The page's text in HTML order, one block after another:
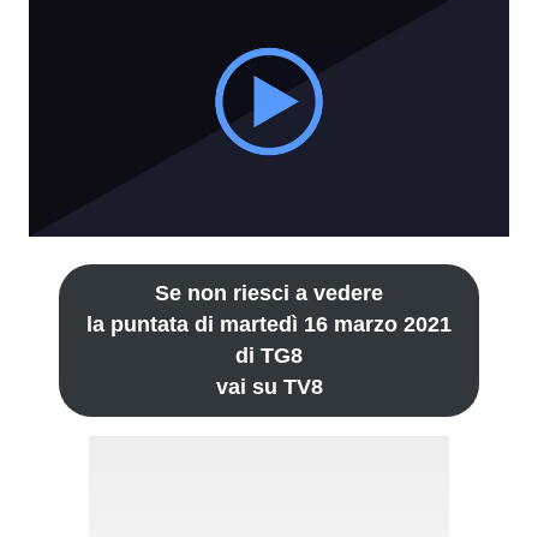
Se non riesci a vedere
la puntata di martedì 16 marzo 2021
di TG8
vai su TV8